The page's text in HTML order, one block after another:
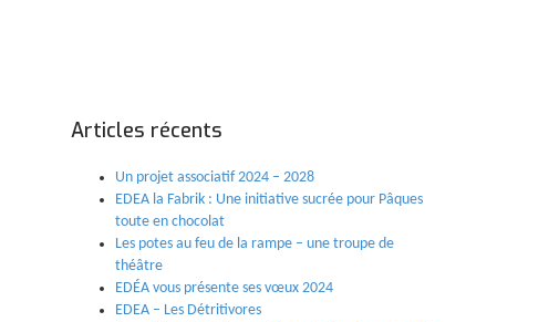
Articles récents
Un projet associatif 2024 – 2028
EDEA la Fabrik : Une initiative sucrée pour Pâques
toute en chocolat
Les potes au feu de la rampe – une troupe de
théâtre
EDÉA vous présente ses vœux 2024
EDEA – Les Détritivores